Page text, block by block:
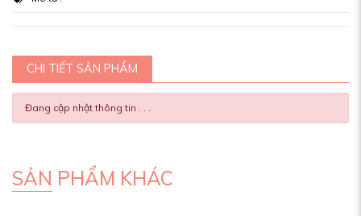
CHI TIẾT SẢN PHẨM
Đang cập nhật thông tin . . .
SẢN PHẨM KHÁC